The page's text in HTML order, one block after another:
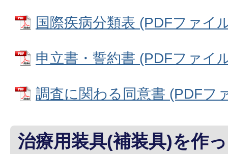
国際疾病分類表 (PDFファイ
申立書・誓約書 (PDFファイ
調査に関わる同意書 (PDFフ
治療用装具(補装具)を作